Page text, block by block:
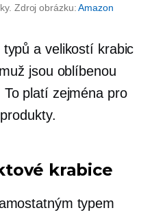
Zdroj obrázku:Amazon
a velikostí krabic
jsou oblíbenou
platí zejména pro
krabice
typem